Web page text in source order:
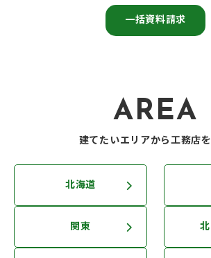
一括資料請求
AREA
建てたいエリアから工務店
北海道
関東